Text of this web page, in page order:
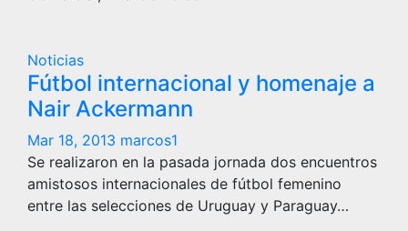
Noticias
Fútbol internacional y homenaje a
Nair Ackermann
Mar 18, 2013 marcos1
Se realizaron en la pasada jornada dos encuentros
amistosos internacionales de fútbol femenino
entre las selecciones de Uruguay y Paraguay…